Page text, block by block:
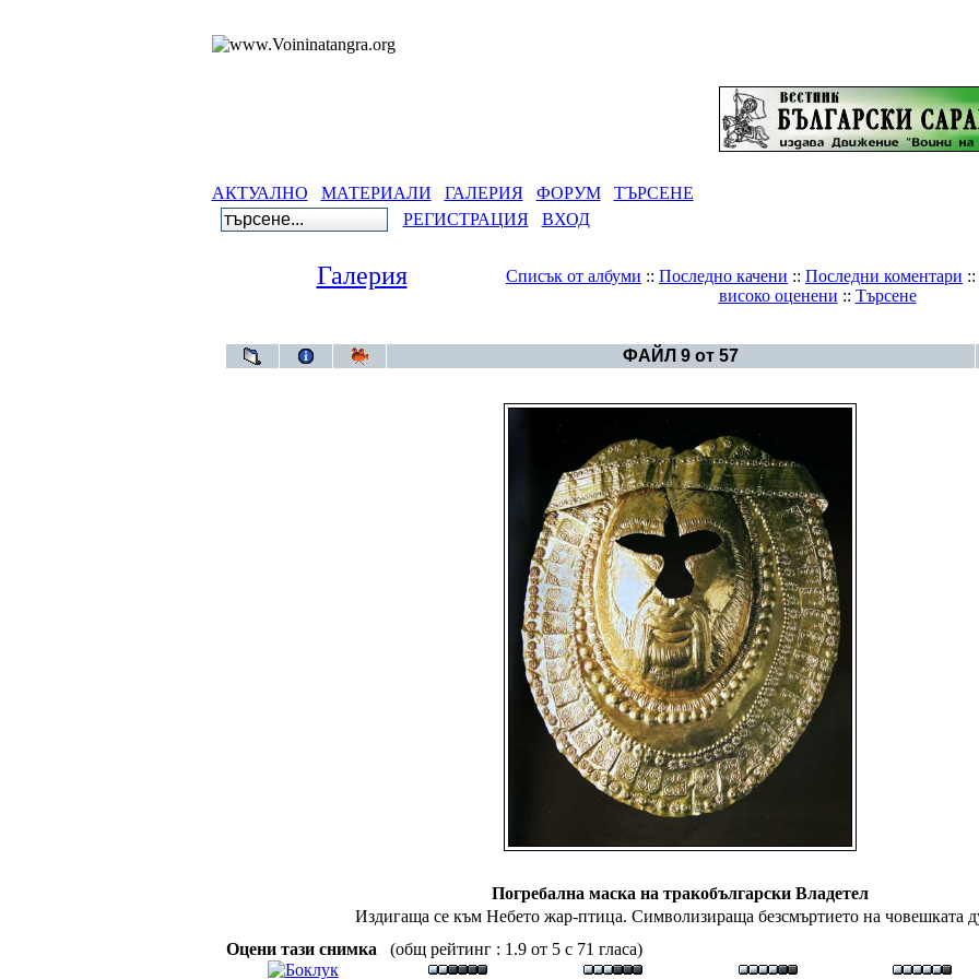
АКТУАЛНО МАТЕРИАЛИ ГАЛЕРИЯ ФОРУМ
ТЪРСЕНЕ
РЕГИСТРАЦИЯ
ВХОД
Галерия Списък от албуми :: Последно качени :: Последни коментари ::
високо оценени :: Търсене
ФАЙЛ 9 от 57
Погребална маска на тракобългарски Владетел
Издигаща се към Небето жар-птица. Символизираща безсмъртието на човешката
Оцени тази снимка
(общ рейтинг : 1.9 от 5 с 71 гласа)